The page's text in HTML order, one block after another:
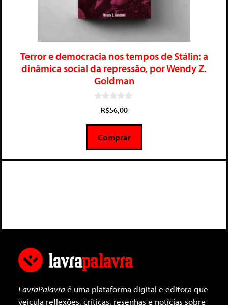
Terror e democracia nos tempos de Stálin: a
dinâmica social da repressão, por Wendy Z.
Goldman
5
R$56,00
Comprar
LavraPalavraé uma plataforma digital e editora que
veicula reflexões, críticas, resenhas e notícias sobre